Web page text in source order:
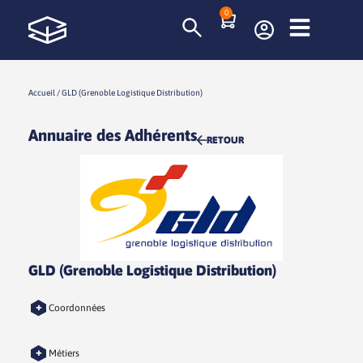
0
Accueil /GLD (Grenoble Logistique Distribution)
Annuaire des Adhérents RETOUR
GLD (Grenoble Logistique Distribution)
Coordonnées
+
Métiers
+